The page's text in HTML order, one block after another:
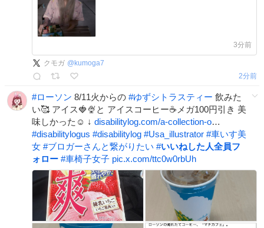
3分前
クモガ @ kumoga7
2分前
#ローソン 8/11火からの #ゆずシトラスティー 飲みた
い🥰 アイス🍓🍨と アイスコーヒー☕️メガ100円引き 美
味しかった☺️ ↓ disabilitylog.com/a-collection-o…
#disabilitylogus #disabilitylog #Usa_illustrator #車いす美
女 #ブロガーさんと繋がりたい #いいねした人全員フ
ォロー #車椅子女子 pic.x.com/ttc0w0rbUh